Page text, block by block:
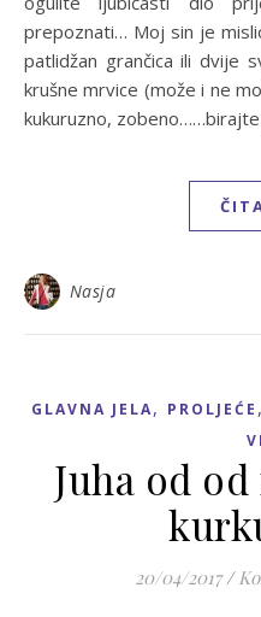
prepoznati… Moj sin je
patlidžan grančica ili dvije
krušne mrvice (može i ne
kukuruzno,
Nasja
GLAVNA JELA, PROLJEĆE ,
Juha od
20/04/2017 /